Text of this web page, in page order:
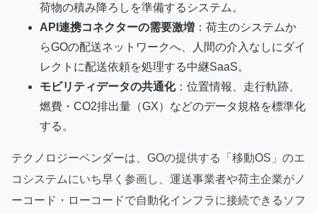
荷物の積み降ろしを準備するシステム。
API連携コネクターの需要激増 ：荷主のシステムか
らGOの配送ネットワークへ、人間の介入なしにダイ
レクトに配送依頼を処理する中継SaaS。
モビリティデータの共通化：位置情報、走行軌跡、
燃費・CO2排出量（GX）などのデータ規格を標準化
する。
テクノロジーベンダーは、GOの提供する「移動OS」のエ
コシステムにいち早く参画し、運送事業者や荷主企業がノ
ーコード・ローコードで自動化インフラに接続できるソフ